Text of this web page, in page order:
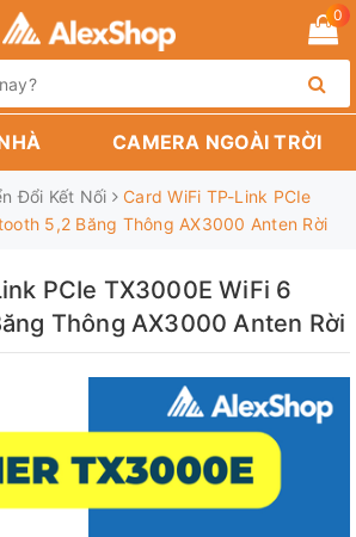
0
CAMERA NGOÀI TRỜI
Đổi Kết Nối
Card WiFi TP-Link PCIe
5,2 Băng Thông AX3000 Anten Rời
PCIe TX3000E WiFi 6
Thông AX3000 Anten Rời